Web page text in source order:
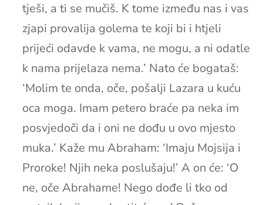
tješi, a ti se mučiš. K tome između nas i vas
zjapi provalija golema te koji bi i htjeli
prijeći odavde k vama, ne mogu, a ni odatle
k nama prijelaza nema.’ Nato će bogataš:
‘Molim te onda, oče, pošalji Lazara u kuću
oca moga. Imam petero braće pa neka im
posvjedoči da i oni ne dođu u ovo mjesto
muka.’ Kaže mu Abraham: ‘Imaju Mojsija i
Proroke! Njih neka poslušaju!’ A on će: ‘O
ne, oče Abrahame! Nego dođe li tko od